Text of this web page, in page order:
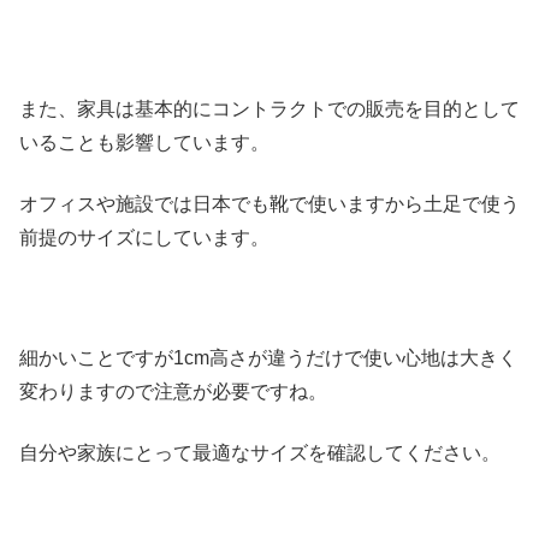
また、家具は基本的にコントラクトでの販売を目的として
いることも影響しています。
オフィスや施設では日本でも靴で使いますから土足で使う
前提のサイズにしています。
細かいことですが1cm高さが違うだけで使い心地は大きく
変わりますので注意が必要ですね。
自分や家族にとって最適なサイズを確認してください。